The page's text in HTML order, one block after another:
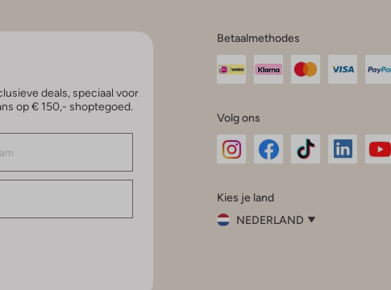
deals, speciaal voor
op € 150,- shoptegoed.
Betaalmethodes
Volg ons
InstagramFacebook
Kies je land
NEDERLAND